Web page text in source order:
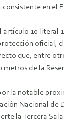
en el
artículo 10 literal
oficial,
que, entre
de la
la notable
Nacional de
la Tercera